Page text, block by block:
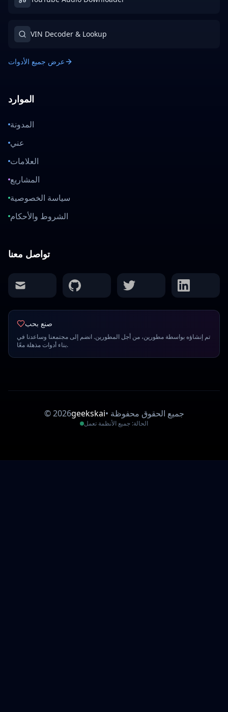
VIN Decoder & Lookup
عرض جميع الأدوات
الموارد
المدونة
عني
العلامات
المشاريع
سياسة الخصوصية
الشروط والأحكام
تواصل معنا
mail github twitter linkedin
صنع بحب
تم إنشاؤه بواسطة مطورين، من أجل المطورين. انضم إلى مجتمعنا وساعدنا في
بناء أدوات مذهلة معًا.
©2026geekskai• جميع الحقوق محفوظة
الحالة: جميع الأنظمة تعمل